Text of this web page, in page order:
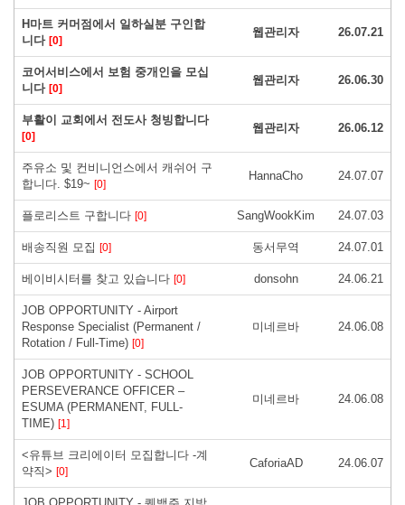
H마트 커머점에서 일하실분 구인합
니다 [0]
웹관리자 26.07.21
코어서비스에서 보험 중개인을 모십
니다 [0]
웹관리자 26.06.30
부활이 교회에서 전도사 청빙합니다
[0]
웹관리자 26.06.12
주유소 및 컨비니언스에서 캐쉬어 구
합니다. $19~ [0]
HannaCho 24.07.07
플로리스트 구합니다 [0] SangWookKim 24.07.03
배송직원 모집 [0] 동서무역 24.07.01
베이비시터를 찾고 있습니다 [0] donsohn 24.06.21
JOB OPPORTUNITY - Airport
Response Specialist (Permanent /
Rotation / Full-Time) [0]
미네르바 24.06.08
JOB OPPORTUNITY - SCHOOL
PERSEVERANCE OFFICER –
ESUMA (PERMANENT, FULL-
TIME) [1]
미네르바 24.06.08
<유튜브 크리에이터 모집합니다 -계
약직> [0]
CaforiaAD 24.06.07
JOB OPPORTUNITY - 퀘백주 지방